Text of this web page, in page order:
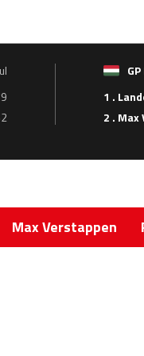
1 .
2 .
Max Verstappen